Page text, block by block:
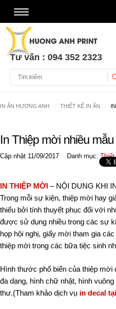
Tư vấn : 094 352 2323
IN ẤN HƯƠNG ANH THIẾT KẾ IN ẤN
In Thiệp mời nhiều
Cập nhật 11/09/2017 Danh mục: Thiết
IN THIỆP MỜI – NỘI DUNG KHI
Trong mỗi sự kiện, thiệp mời hay
thiếu bởi tính thuyết phục đối với
được sử dụng nhiều trong các sự
họp hội nghị, giấy mời tham gia
thiệp mời trong các bữa tiệc sinh
Hình thước phổ biến của thiệp
đa dạng, hình chữ nhật, hình
thư.(Tham khảo dịch vụ in decal